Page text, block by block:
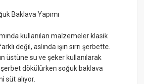
Baklava Yapımı
kullanılan malzemeler klasik
değil, aslında işin sırrı şerbette.
üstüne su ve şeker kullanılarak
şerbet dökülürken soğuk baklava
süt alıyor.